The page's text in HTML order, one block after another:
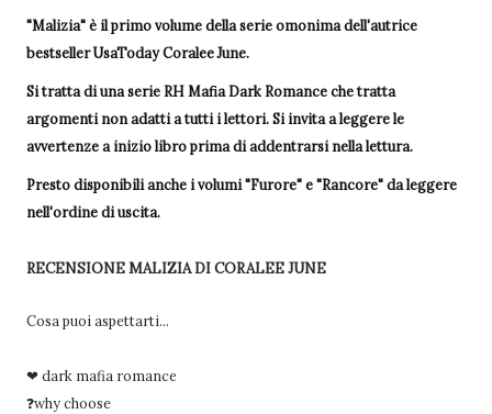
"Malizia" è il primo volume della serie omonima dell'autrice
bestseller UsaToday Coralee June.
Si tratta di una serie RH Mafia Dark Romance che tratta
argomenti non adatti a tutti i lettori. Si invita a leggere le
avvertenze a inizio libro prima di addentrarsi nella lettura.
Presto disponibili anche i volumi "Furore" e "Rancore" da leggere
nell'ordine di uscita.
RECENSIONE MALIZIA DI CORALEE JUNE
Cosa puoi aspettarti...
❤ dark mafia romance
❓why choose